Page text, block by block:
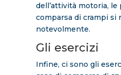
dell’attività motoria,
comparsa di crampi si
notevolmente.
Gli esercizi
Infine, ci sono gli